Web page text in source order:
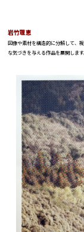
岩竹理恵
図像や素材を構造的に分解して、
な気づきを与える作品を展開します